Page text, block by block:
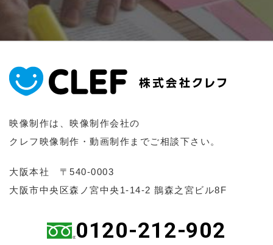
映像制作は、映像制作会社の
クレフ映像制作・動画制作までご相談下さい。
大阪本社 〒540-0003
大阪市中央区森ノ宮中央1-14-2 鵲森之宮ビル8F
0120-212-902